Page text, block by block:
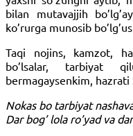
bilan mutavajjih
ko’rurga munosib
Taqi nojins, kamzot,
bo’lsalar, tarbiyat
bermagaysenkim, hazrati
Nokas bo tarbiyat
Dar bog’ lola ro’yad va